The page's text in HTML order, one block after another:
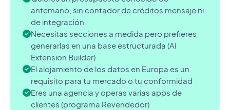
antemano, sin contador de créditos mensaje ni
de integración
Necesitas secciones a medida pero prefieres
generarlas en una base estructurada (AI
Extension Builder)
El alojamiento de los datos en Europa es un
requisito para tu mercado o tu conformidad
Eres una agencia y operas varias apps de
clientes (programa Revendedor)